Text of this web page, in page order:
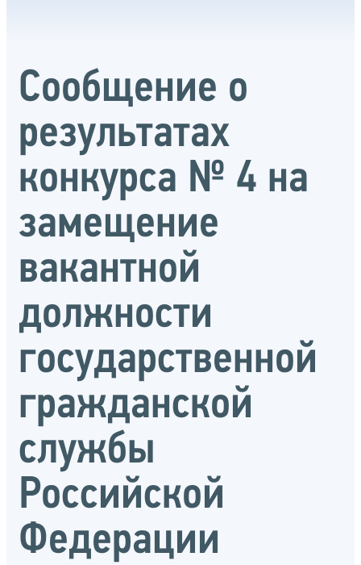
Сообщение о
результатах
конкурса № 4 на
замещение
вакантной
должности
государственной
гражданской
службы
Российской
Федерации